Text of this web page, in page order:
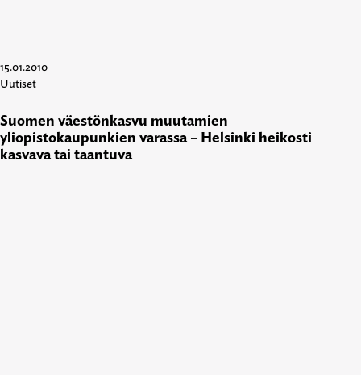
15.01.2010
Uutiset
Suomen väestönkasvu muutamien
yliopistokaupunkien varassa – Helsinki heikosti
kasvava tai taantuva